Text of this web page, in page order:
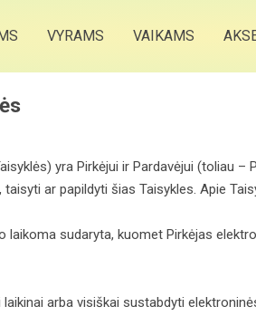
VYRAMS VAIKAMS
yra Pirkėjui ir Pardavėjui (toliau
ar papildyti šias Taisykles. Apie
laikoma sudaryta, kuomet Pirkėjas
arba visiškai sustabdyti